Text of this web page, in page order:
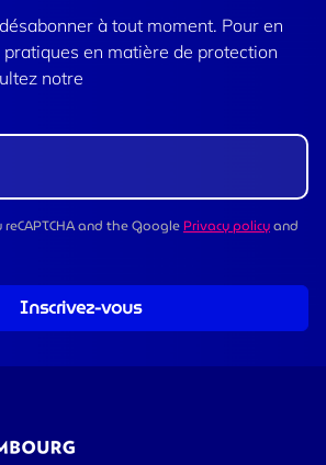
à tout moment. Pour en
en matière de protection
notre
and the GooglePrivacy policyand
Inscrivez-vous